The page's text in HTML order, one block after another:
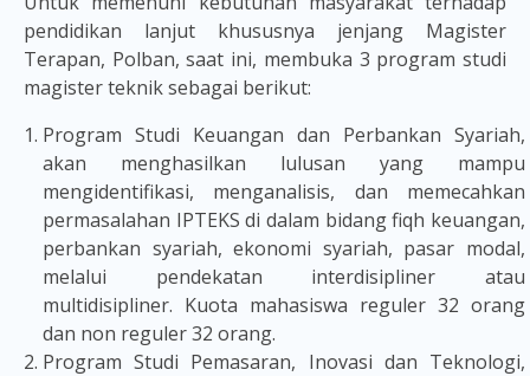
pendidikan lanjut khususnya jenjang Magister
Terapan, Polban, saat ini, membuka 3 program studi
magister teknik sebagai berikut:
Program Studi Keuangan dan Perbankan Syariah,
akan menghasilkan lulusan yang mampu
mengidentifikasi, menganalisis, dan memecahkan
permasalahan IPTEKS di dalam bidang fiqh keuangan,
perbankan syariah, ekonomi syariah, pasar modal,
melalui pendekatan interdisipliner atau
multidisipliner. Kuota mahasiswa reguler 32 orang
dan non reguler 32 orang.
Program Studi Pemasaran, Inovasi dan Teknologi,